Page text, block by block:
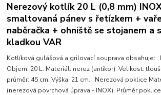
Nerezový kotlík 20 L (0,8 mm)
smaltovaná pánev s řetízkem +
naběračka + ohniště se stojanem a
kladkou VAR
Kotlíková gulášová a grilovací souprava obsahuje:
Objem: 20 L. Materiál: nerez (antikor). Velikost:
průměr: 45 cm. Výška: 21 cm. Nerezová poklice
(nerezová povrchová úprava - INOX). Průměr